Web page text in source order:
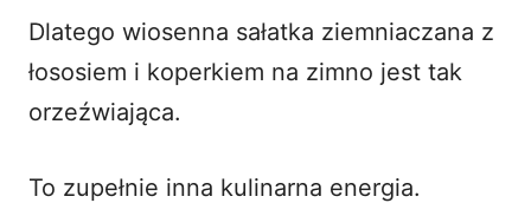
Dlatego wiosenna sałatka ziemniaczana z
łososiem i koperkiem na zimno jest tak
orzeźwiająca.
To zupełnie inna kulinarna energia.